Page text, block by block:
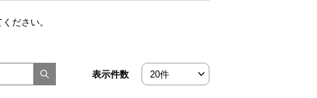
ださい。
表示件数